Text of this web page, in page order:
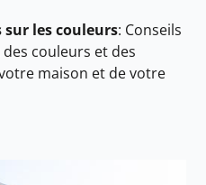
les couleurs: Conseils
couleurs et des
maison et de votre